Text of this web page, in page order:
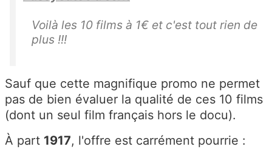
Voilà les 10 films à 1€ et c'est tout rien de
plus !!!
Sauf que cette magnifique promo ne permet
pas de bien évaluer la qualité de ces 10 films
(dont un seul film français hors le docu).
À part 1917, l'offre est carrément pourrie :